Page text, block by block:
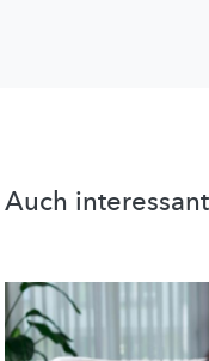
Auch interessant